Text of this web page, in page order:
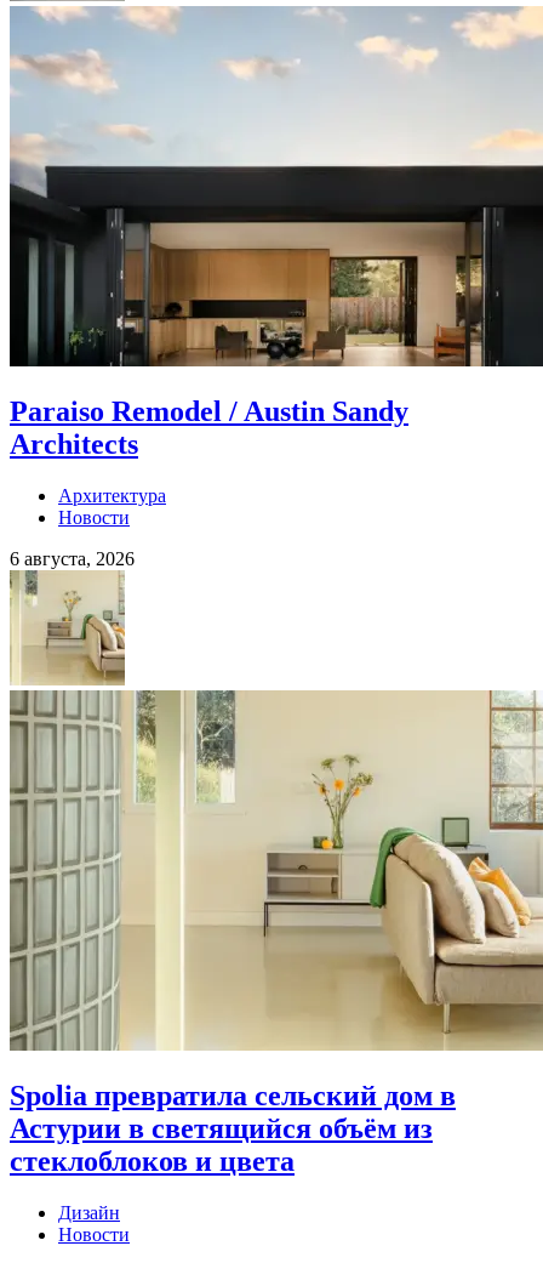
Paraiso Remodel / Austin Sandy
Architects
Архитектура
Новости
6 августа, 2026
Spolia превратила сельский дом в
Астурии в светящийся объём из
стеклоблоков и цвета
Дизайн
Новости